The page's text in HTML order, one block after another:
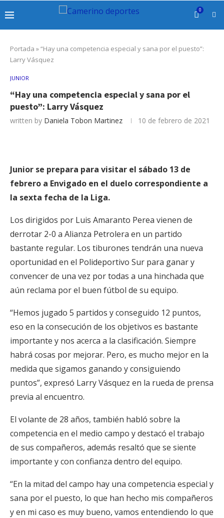
0
Portada »“Hay una competencia especial y sana por el puesto”:
Larry Vásquez
JUNIOR
“Hay una competencia especial y sana por el
puesto”: Larry Vásquez
written by Daniela Tobon Martinez 10 de febrero de 2021
Junior se prepara para visitar el sábado 13 de
febrero a Envigado en el duelo correspondiente a
la sexta fecha de la Liga.
Los dirigidos por Luis Amaranto Perea vienen de
derrotar 2-0 a Alianza Petrolera en un partido
bastante regular. Los tiburones tendrán una nueva
oportunidad en el Polideportivo Sur para ganar y
convencer de una vez por todas a una hinchada que
aún reclama por el buen fútbol de su equipo.
“Hemos jugado 5 partidos y conseguido 12 puntos,
eso en la consecución de los objetivos es bastante
importante y nos acerca a la clasificación. Siempre
habrá cosas por mejorar. Pero, es mucho mejor en la
medida que sigamos ganando y consiguiendo
puntos”, expresó Larry Vásquez en la rueda de prensa
previa al encuentro.
El volante de 28 años, también habló sobre la
competencia en el medio campo y destacó el trabajo
de sus compañeros, además resaltó que se siente
importante y con confianza dentro del equipo.
“En la mitad del campo hay una competencia especial y
sana por el puesto, lo que han hecho mis compañeros
y en mi caso es muy bueno, vamos entendiendo lo que